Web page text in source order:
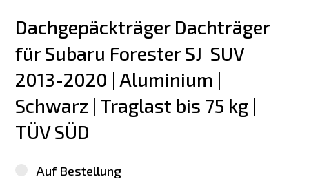
Dachgepäckträger Dachträger
für Subaru Forester SJ  SUV
2013-2020 | Aluminium |
Schwarz | Traglast bis 75 kg |
TÜV SÜD
Auf Bestellung